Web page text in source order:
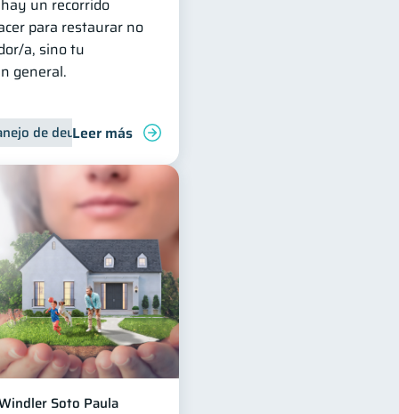
un recorrido
para restaurar no
a, sino tu
general.
de deudas Control de deudas
Leer más
Soto Paula